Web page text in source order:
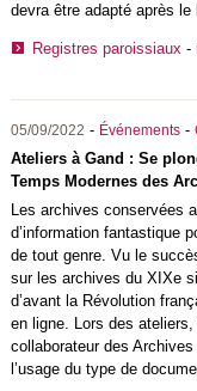
devra être adapté après
Registres paroissiaux -
05/09/2022 - Événements-
Ateliers à Gand : Se
Temps Modernes des
Les archives conservées
d’information fantastique
de tout genre. Vu le
sur les archives du XIXe
d’avant la Révolution
en ligne. Lors des ateliers,
collaborateur des
l’usage du type de